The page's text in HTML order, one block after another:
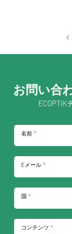
お問い合
名前 *
Eメール *
国 *
コンテンツ *